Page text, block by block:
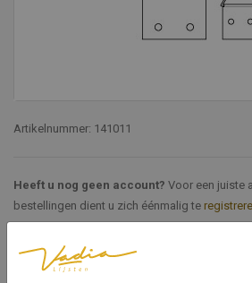
Artikelnummer: 141011
Heeft u nog geen account? Voor een juiste
bestellingen dient u zich éénmalig te
Specificaties